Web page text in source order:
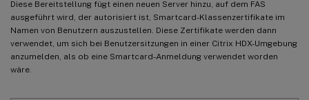
Diese Bereitstellung fügt einen neuen Server hinzu, auf dem FAS
ausgeführt wird, der autorisiert ist, Smartcard-Klassenzertifikate im
Namen von Benutzern auszustellen. Diese Zertifikate werden dann
verwendet, um sich bei Benutzersitzungen in einer Citrix HDX-Umgebung
anzumelden, als ob eine Smartcard-Anmeldung verwendet worden
wäre.